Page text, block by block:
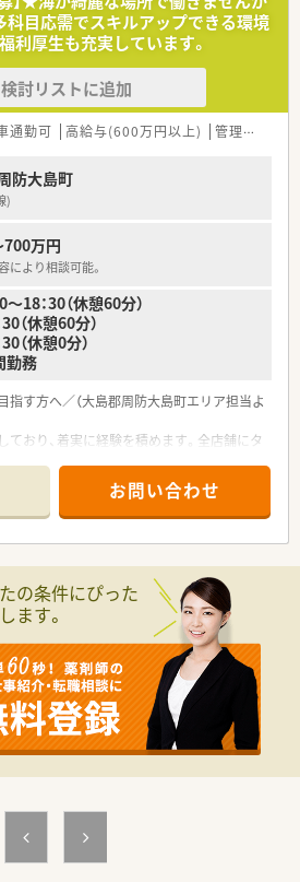
を開設し、現在東は岩国市から西は山陽
広域に10店舗展開（うち2店舗はドライブ
ている会社です。
できることは機械に任せており、調剤業務の
す。薬剤師が調剤業務にかかる時間を減ら
できない、患者様とのコミュニケ―ションや
注機、錠剤散剤自動分包機、全自動錠剤分包
、軟膏自動調剤機
休業は女性6名（取得率100％）、男性4名育
業」の証として「くるみんマーク」認定を取
、月1回ノー残業デーを設けております。
てOTC社員割引制度を設けております。
会や日本薬剤師会学術大会など参加実績も
しては、薬剤師会研修会・WEBセミナー（メ
）なども行っております。
ないスタッフの交流の場として1年に1
て社内イベントを開催しています。
すめ＞
がらバランスよく勤務したい方
リハリをつけて勤務したい方
目応需でスキルアップできる環境
利厚生も充実しています。
検討リストに追加
通勤可 高給与(600万円以上) 管理薬剤師
防大島町
)
万円
より相談可能。
18：30（休憩60分）
（休憩60分）
（休憩0分）
勤務
指す方へ／（大島郡周防大島町エリア担当よ
ており、着実に経験を積めます。全店舗にタ
について】
分ほどの場所に位置しており、地域に根差
ら消化器科や外科など、幅広い科目の処方箋
40枚ほど応需しています。
タッフ1名の体制で、患者様のニーズに応
る丁寧な対応を心掛けています。
人物像について】
めの募集となっており、地域医療に貢献し
薬剤師の方を求めています。
極的に採用を検討する温度感ですので、調
ンクがある方もご相談可能です。
て柔軟に対応し、自己のスキルアップとと
お問い合わせ
の条件にぴった
ます。